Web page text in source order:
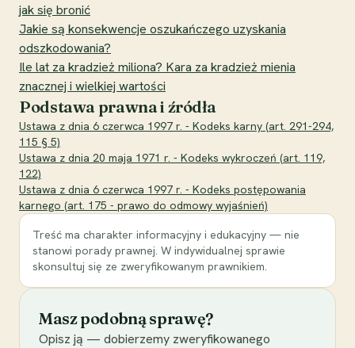
jak się bronić
Jakie są konsekwencje oszukańczego uzyskania
odszkodowania?
Ile lat za kradzież miliona? Kara za kradzież mienia
znacznej i wielkiej wartości
Podstawa prawna i źródła
Ustawa z dnia 6 czerwca 1997 r. - Kodeks karny (art. 291-294,
115 § 5)
Ustawa z dnia 20 maja 1971 r. - Kodeks wykroczeń (art. 119,
122)
Ustawa z dnia 6 czerwca 1997 r. - Kodeks postępowania
karnego (art. 175 - prawo do odmowy wyjaśnień)
Treść ma charakter informacyjny i edukacyjny — nie
stanowi porady prawnej. W indywidualnej sprawie
skonsultuj się ze zweryfikowanym prawnikiem.
Masz podobną sprawę?
Opisz ją — dobierzemy zweryfikowanego